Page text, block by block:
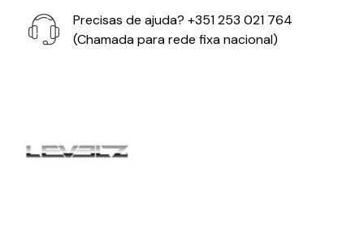
Precisas de ajuda? +351 253 021 764
(Chamada para rede fixa nacional)